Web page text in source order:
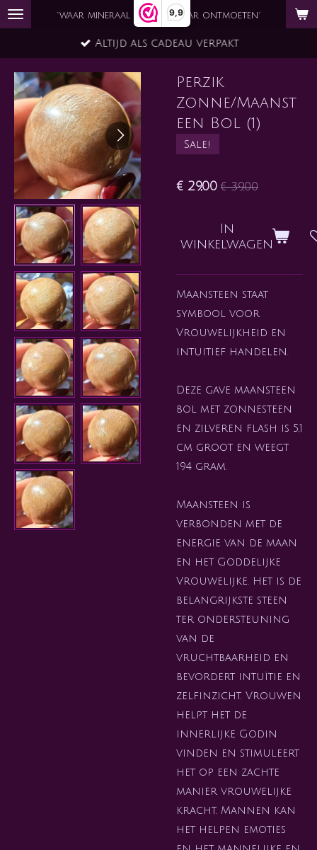
9,9
Ga
de
hoofdinhoud
`waar mineraal en ziel elkaar ontmoeten´
Altijd als cadeau verpakt
Perzik
Zonne/Maanst
een Bol (1)
Sale!
€ 29,00 € 39,00
In
winkelwagen
Maansteen staat
symbool voor
Vrouwelijkheid en
intuitief handelen.
Deze gave maansteen
bol met zonnesteen
en zilveren flash is 5,1
cm groot en weegt
194 gram.
Maansteen is
verbonden met de
energie van de maan
en het Goddelijke
Vrouwelijke. Het is de
belangrijkste steen
ter ondersteuning
van de
vruchtbaarheid en
bevordert intuïtie en
zelfinzicht. Vrouwen
helpt het de
innerlijke Godin
vinden en stimuleert
het op een zachte
manier vrouwelijke
kracht. Mannen kan
het helpen emoties